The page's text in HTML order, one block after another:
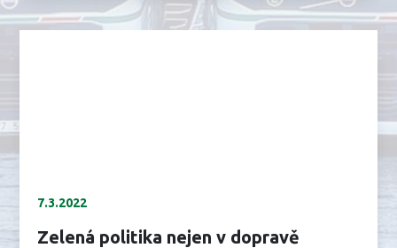
7.3.2022
Zelená politika nejen v dopravě